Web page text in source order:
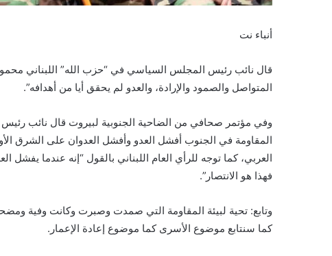
أنباء نت
قال نائب رئيس المجلس السياسي في “حزب الله” اللبناني
المتواصل والصمود والإرادة، والعدو لم يحقق أيا من أهدافه”.
وفي مؤتمر صحافي من الضاحية الجنوبية لبيروت قال نائب
المقاومة في الجنوب أفشل العدو وأفشل العدوان على الشرق
العربي، كما توجه للرأي العام اللبناني بالقول “إنه عندما
فهذا هو الانتصار”.
وتابع: تحية لبيئة المقاومة التي صمدت وصبرت وكانت وفية
كما سنتابع موضوع الأسرى كما موضوع إعادة الإعمار.